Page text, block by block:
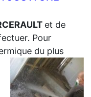
et de
Pour
du plus